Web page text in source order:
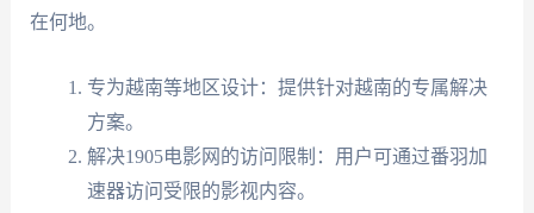
在何地。
专为越南等地区设计：提供针对越南的专属解决
方案。
解决1905电影网的访问限制：用户可通过番羽加
速器访问受限的影视内容。